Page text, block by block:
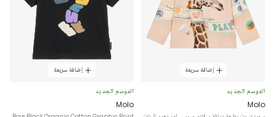
إضافة سريعة
الموسم الجديد
Molo
إضافة سريعة
الموسم الجديد
Molo